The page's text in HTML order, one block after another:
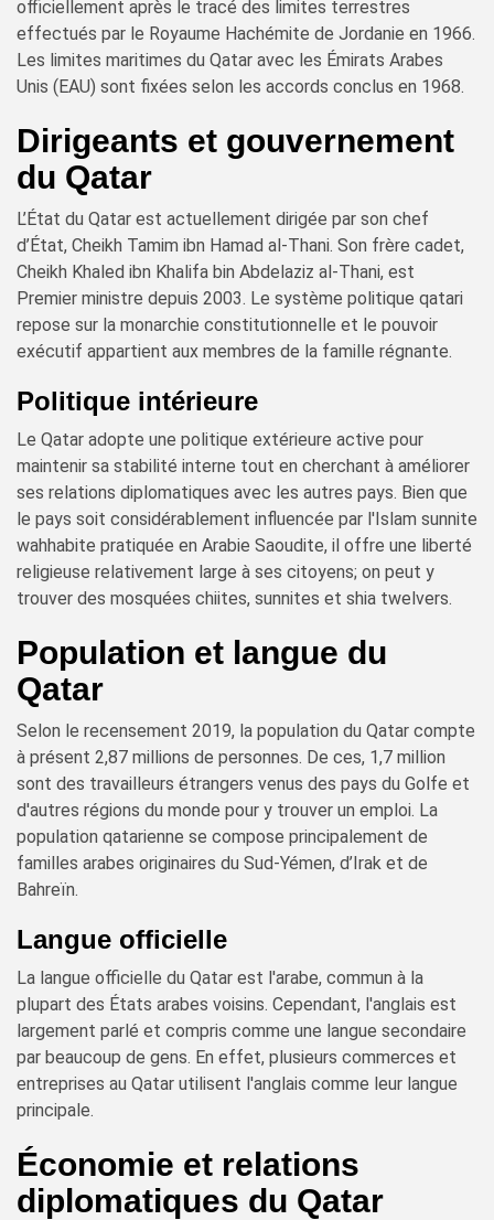
officiellement après le tracé des limites terrestres
effectués par le Royaume Hachémite de Jordanie en 1966.
Les limites maritimes du Qatar avec les Émirats Arabes
Unis (EAU) sont fixées selon les accords conclus en 1968.
Dirigeants et gouvernement
du Qatar
L’État du Qatar est actuellement dirigée par son chef
d’État, Cheikh Tamim ibn Hamad al-Thani. Son frère cadet,
Cheikh Khaled ibn Khalifa bin Abdelaziz al-Thani, est
Premier ministre depuis 2003. Le système politique qatari
repose sur la monarchie constitutionnelle et le pouvoir
exécutif appartient aux membres de la famille régnante.
Politique intérieure
Le Qatar adopte une politique extérieure active pour
maintenir sa stabilité interne tout en cherchant à améliorer
ses relations diplomatiques avec les autres pays. Bien que
le pays soit considérablement influencée par l'Islam sunnite
wahhabite pratiquée en Arabie Saoudite, il offre une liberté
religieuse relativement large à ses citoyens; on peut y
trouver des mosquées chiites, sunnites et shia twelvers.
Population et langue du
Qatar
Selon le recensement 2019, la population du Qatar compte
à présent 2,87 millions de personnes. De ces, 1,7 million
sont des travailleurs étrangers venus des pays du Golfe et
d'autres régions du monde pour y trouver un emploi. La
population qatarienne se compose principalement de
familles arabes originaires du Sud-Yémen, d’Irak et de
Bahreïn.
Langue officielle
La langue officielle du Qatar est l'arabe, commun à la
plupart des États arabes voisins. Cependant, l'anglais est
largement parlé et compris comme une langue secondaire
par beaucoup de gens. En effet, plusieurs commerces et
entreprises au Qatar utilisent l'anglais comme leur langue
principale.
Économie et relations
diplomatiques du Qatar